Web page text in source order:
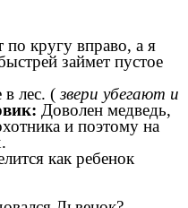
по кругу вправо, а я
займет пустое
лес. (звери убегают и
Доволен медведь,
и поэтому на
как ребенок